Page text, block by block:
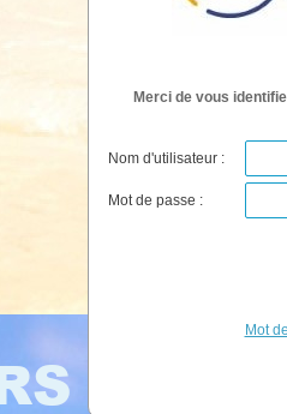
Merci de vous
Nom d'utilisateur :
Mot de passe :
Mot